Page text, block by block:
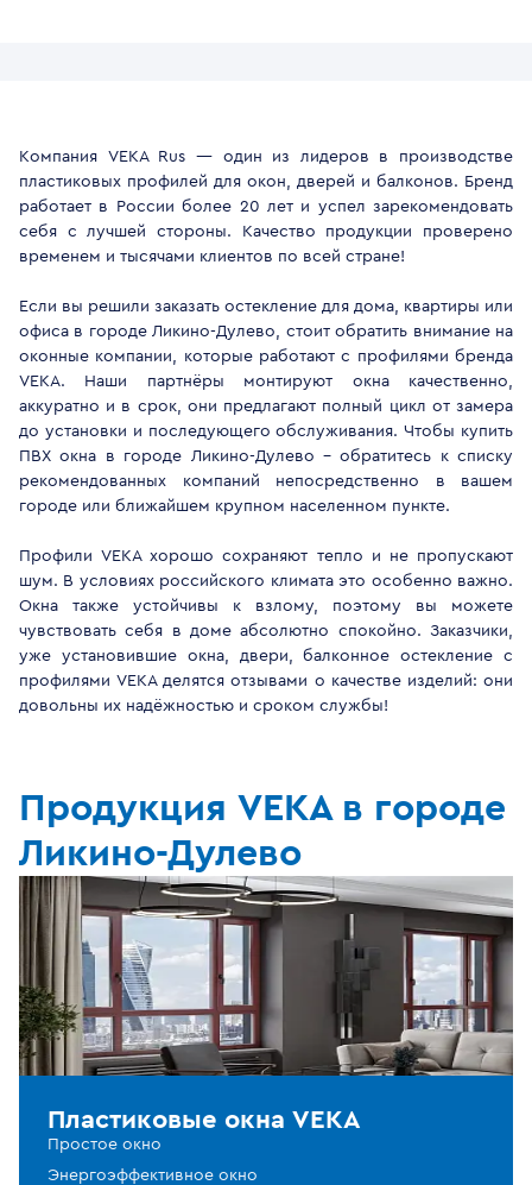
Компания VEKA Rus — один из лидеров в производстве
пластиковых профилей для окон, дверей и балконов. Бренд
работает в России более 20 лет и успел зарекомендовать
себя с лучшей стороны. Качество продукции проверено
временем и тысячами клиентов по всей стране!
Если вы решили заказать остекление для дома, квартиры или
офиса в городе Ликино-Дулево, стоит обратить внимание на
оконные компании, которые работают с профилями бренда
VEKA. Наши партнёры монтируют окна качественно,
аккуратно и в срок, они предлагают полный цикл от замера
до установки и последующего обслуживания. Чтобы купить
ПВХ окна в городе Ликино-Дулево - обратитесь к списку
рекомендованных компаний непосредственно в вашем
городе или ближайшем крупном населенном пункте.
Профили VEKA хорошо сохраняют тепло и не пропускают
шум. В условиях российского климата это особенно важно.
Окна также устойчивы к взлому, поэтому вы можете
чувствовать себя в доме абсолютно спокойно. Заказчики,
уже установившие окна, двери, балконное остекление с
профилями VEKA делятся отзывами о качестве изделий: они
довольны их надёжностью и сроком службы!
Продукция VEKA в городе
Ликино-Дулево
Пластиковые окна VEKA
Простое окно
Энергоэффективное окно